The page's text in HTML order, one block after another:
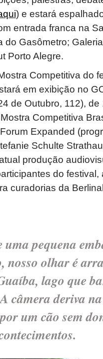
) e estará
entrada franca na
do Gasômetro;
Porto Alegre.
Competitiva do
em exibição no
de Outubro, 112),
Competitiva
Expanded
Schulte
produção
do festival,
curadorias da
uma pequena
nosso olhar é
lago que
câmera deriva
um cão sem